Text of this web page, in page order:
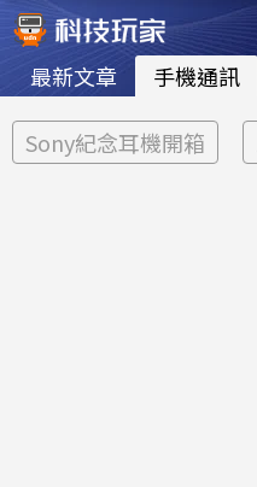
最新文章 手機通訊
Sony紀念耳機開箱